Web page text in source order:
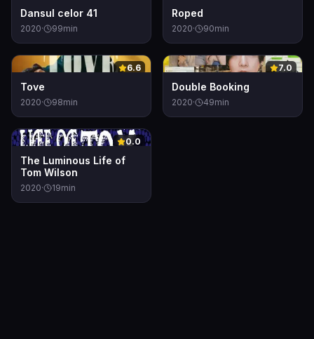
Dansul celor 41
2020· 99min
Roped
2020· 90min
0 6.6
Tove
2020· 98min
0 7.0
Double Booking
2020· 49min
0 0.0
The Luminous Life of
Tom Wilson
2020· 19min